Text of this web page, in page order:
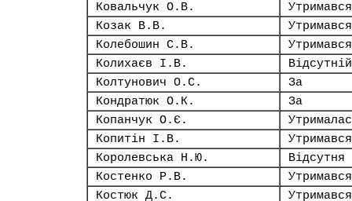
Ковальчук О.В.
Утримався
Козак В.В.
Утримався
Колебошин С.В.
Утримався
Колихаєв І.В.
Відсутній
Колтунович О.С.
За
Кондратюк О.К.
За
Копанчук О.Є.
Копитін І.В.
Утримався
Королевська Н.Ю.
Відсутня
Костенко Р.В.
Утримався
Костюк Д.С.
Утримався